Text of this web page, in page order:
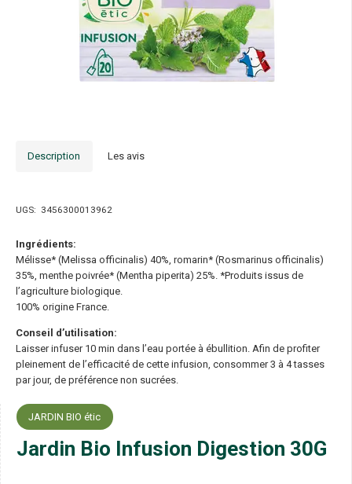
Description Les avis
UGS: 3456300013962
Ingrédients:
Mélisse* (Melissa officinalis) 40%, romarin* (Rosmarinus officinalis)
35%, menthe poivrée* (Mentha piperita) 25%. *Produits issus de
l’agriculture biologique.
100% origine France.
Conseil d’utilisation:
Laisser infuser 10 min dans l’eau portée à ébullition. Afin de profiter
pleinement de l’efficacité de cette infusion, consommer 3 à 4 tasses
par jour, de préférence non sucrées.
JARDIN BIO étic
Jardin Bio Infusion Digestion 30G